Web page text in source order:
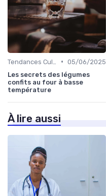
• 05/06/2025
Les secrets des légumes
confits au four à basse
température
À lire aussi